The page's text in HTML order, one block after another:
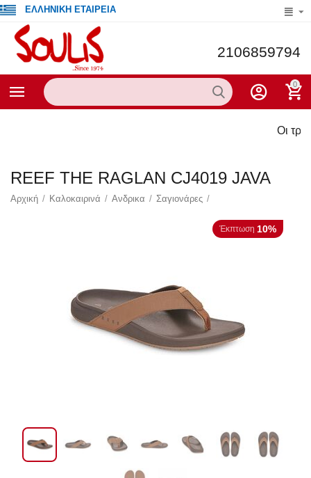
ΕΛΛΗΝΙΚΗ ΕΤΑΙΡΕΙΑ
2106859794
0
Οι τρέχουσες
REEF THE RAGLAN CJ4019 JAVA
Αρχική / Καλοκαιρινά / Ανδρικα / Σαγιονάρες /
Έκπτωση 10%